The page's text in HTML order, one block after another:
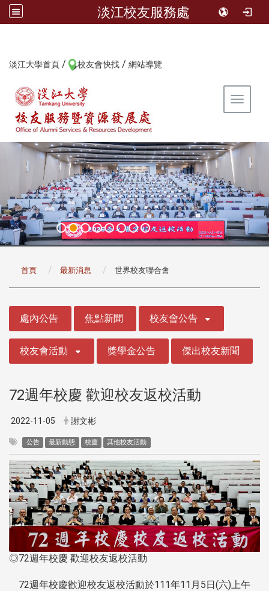
淡江校友服務處
淡江大學首頁 / 校友會快找 / 網站導覽
Toggle
首頁 最新消息 世界校友聯合會
處內公告 焦點新聞 校友會公告
校友會活動 獎學金公告 傑出校友新聞
72週年校慶 歡迎校友返校活動
2022-11-05 謝文彬
公告 最新動態 校慶 其他校友活動
◎72週年校慶 歡迎校友返校活動
72週年校慶歡迎校友返校活動於111年11月5日(六)上午